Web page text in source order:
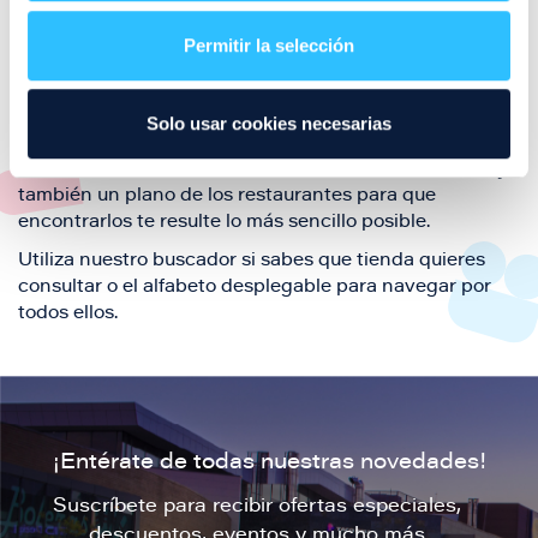
Permitir la selección
Solo usar cookies necesarias
también de nuestra oferta de ocio y shopping durante
tu visita.
El este directorio de restaurantes de Puerto Venecia
también un plano de los restaurantes para que
encontrarlos te resulte lo más sencillo posible.
Utiliza nuestro buscador si sabes que tienda quieres
consultar o el alfabeto desplegable para navegar por
todos ellos.
¡Entérate de todas nuestras novedades!
Suscríbete para recibir ofertas especiales,